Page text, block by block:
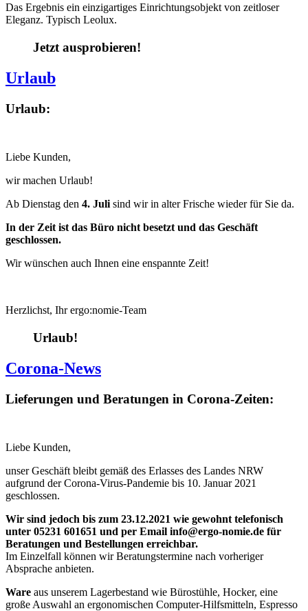
Das Ergebnis ein einzigartiges Einrichtungsobjekt von zeitloser
Eleganz. Typisch Leolux.
Jetzt ausprobieren!
Urlaub
Urlaub:
Liebe Kunden,
wir machen Urlaub!
Ab Dienstag den 4. Juli sind wir in alter Frische wieder für Sie da.
In der Zeit ist das Büro nicht besetzt und das Geschäft
geschlossen.
Wir wünschen auch Ihnen eine enspannte Zeit!
Herzlichst, Ihr ergo:nomie-Team
Urlaub!
Corona-News
Lieferungen und Beratungen in Corona-Zeiten:
Liebe Kunden,
unser Geschäft bleibt gemäß des Erlasses des Landes NRW
aufgrund der Corona-Virus-Pandemie bis 10. Januar 2021
geschlossen.
Wir sind jedoch bis zum 23.12.2021 wie gewohnt telefonisch
unter 05231 601651 und per Email info@ergo-nomie.de für
Beratungen und Bestellungen erreichbar.
Im Einzelfall können wir Beratungstermine nach vorheriger
Absprache anbieten.
Ware aus unserem Lagerbestand wie Bürostühle, Hocker, eine
große Auswahl an ergonomischen Computer-Hilfsmitteln, Espresso